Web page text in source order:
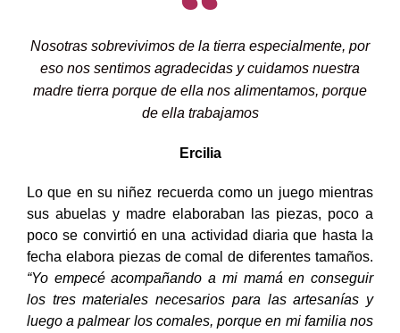
Nosotras sobrevivimos de la tierra especialmente, por
eso nos sentimos agradecidas y cuidamos nuestra
madre tierra porque de ella nos alimentamos, porque
de ella trabajamos
Ercilia
Lo que en su niñez recuerda como un juego mientras
sus abuelas y madre elaboraban las piezas, poco a
poco se convirtió en una actividad diaria que hasta la
fecha elabora piezas de comal de diferentes tamaños.
“Yo empecé acompañando a mi mamá en conseguir
los tres materiales necesarios para las artesanías y
luego a palmear los comales, porque en mi familia nos